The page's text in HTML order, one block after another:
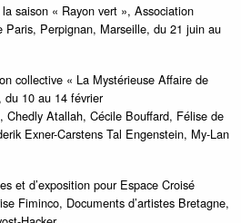
saison « Rayon vert », Association
Paris, Perpignan, Marseille, du 21 juin au
collective « La Mystérieuse Affaire de
10 au 14 février
Chedly Atallah, Cécile Bouffard, Félise de
Exner-Carstens Tal Engenstein, My-Lan
et d’exposition pour Espace Croisé
Fiminco, Documents d’artistes Bretagne,